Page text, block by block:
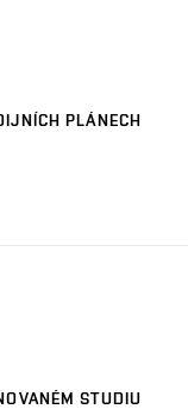
PLÁNECH
STUDIU